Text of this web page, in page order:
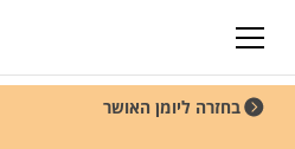
בחזרה ליומן האושר